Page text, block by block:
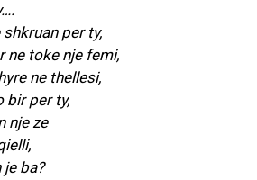
shkruan per ty,
ne toke nje femi,
ne thellesi,
bir per ty,
nje ze
ba?